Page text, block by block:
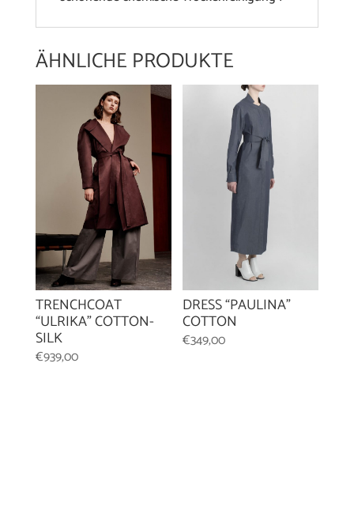
ÄHNLICHE PRODUKTE
TRENCHCOAT
“ULRIKA” COTTON-
SILK
€939,00
DRESS “PAULINA”
COTTON
€349,00